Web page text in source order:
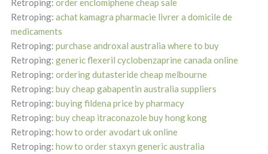
Retroping: order enclomiphene cheap sale
Retroping: achat kamagra pharmacie livrer a domicile de
medicaments
Retroping: purchase androxal australia where to buy
Retroping: generic flexeril cyclobenzaprine canada online
Retroping: ordering dutasteride cheap melbourne
Retroping: buy cheap gabapentin australia suppliers
Retroping: buying fildena price by pharmacy
Retroping: buy cheap itraconazole buy hong kong
Retroping: how to order avodart uk online
Retroping: how to order staxyn generic australia